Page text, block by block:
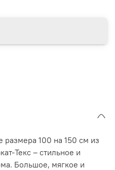
размера 100 на 150 см из
Текс – стильное и
Большое, мягкое и